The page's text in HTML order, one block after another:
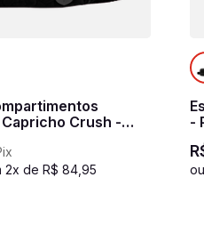
Crush -
2x de R$ 84,95
-
ou